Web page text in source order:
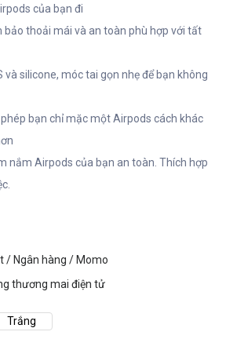
của bạn đi
bảo thoải mái và an toàn phù hợp với tất
silicone, móc tai gọn nhẹ để bạn không
bạn chỉ mặc một Airpods cách khác
nắm Airpods của bạn an toàn. Thích hợp
/ Ngân hàng / Momo
thương mai điện tử
Trắng